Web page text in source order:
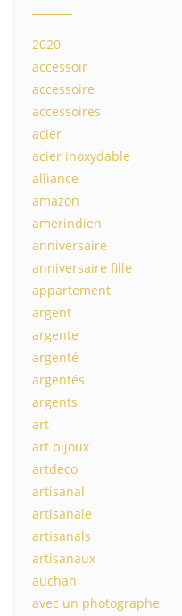
2020
accessoir
accessoire
accessoires
acier
acier inoxydable
alliance
amazon
amerindien
anniversaire
anniversaire fille
appartement
argent
argente
argenté
argentés
argents
art
art bijoux
artdeco
artisanal
artisanale
artisanals
artisanaux
auchan
avec un photographe